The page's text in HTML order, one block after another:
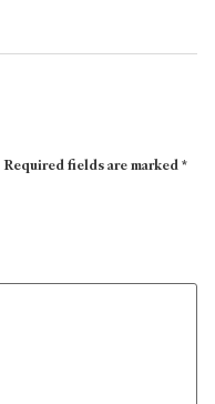
Required fields are marked*